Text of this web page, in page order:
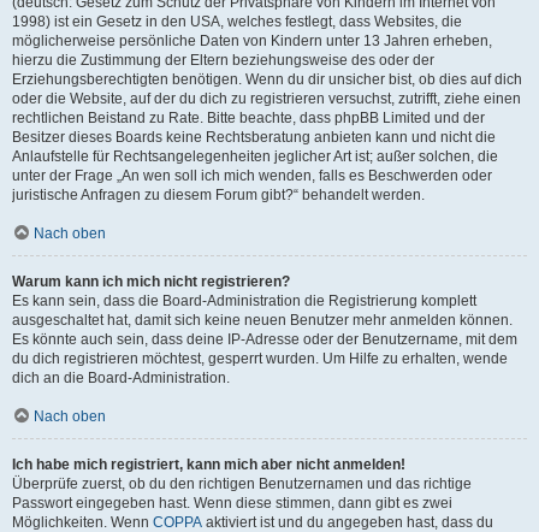
1998) ist ein Gesetz in den USA, welches festlegt, dass Websites, die
möglicherweise persönliche Daten von Kindern unter 13 Jahren erheben,
hierzu die Zustimmung der Eltern beziehungsweise des oder der
Erziehungsberechtigten benötigen. Wenn du dir unsicher bist, ob dies auf dich
oder die Website, auf der du dich zu registrieren versuchst, zutrifft, ziehe einen
rechtlichen Beistand zu Rate. Bitte beachte, dass phpBB Limited und der
Besitzer dieses Boards keine Rechtsberatung anbieten kann und nicht die
Anlaufstelle für Rechtsangelegenheiten jeglicher Art ist; außer solchen, die
unter der Frage „An wen soll ich mich wenden, falls es Beschwerden oder
juristische Anfragen zu diesem Forum gibt?“ behandelt werden.
Nach oben
Warum kann ich mich nicht registrieren?
Es kann sein, dass die Board-Administration die Registrierung komplett
ausgeschaltet hat, damit sich keine neuen Benutzer mehr anmelden können.
Es könnte auch sein, dass deine IP-Adresse oder der Benutzername, mit dem
du dich registrieren möchtest, gesperrt wurden. Um Hilfe zu erhalten, wende
dich an die Board-Administration.
Nach oben
Ich habe mich registriert, kann mich aber nicht anmelden!
Überprüfe zuerst, ob du den richtigen Benutzernamen und das richtige
Passwort eingegeben hast. Wenn diese stimmen, dann gibt es zwei
Möglichkeiten. Wenn COPPA aktiviert ist und du angegeben hast, dass du